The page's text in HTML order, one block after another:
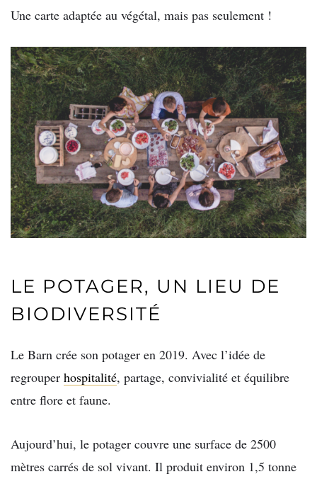
Une carte adaptée au végétal, mais pas seulement !
LE POTAGER, UN LIEU DE
BIODIVERSITÉ
Le Barn crée son potager en 2019. Avec l’idée de
regrouper hospitalité, partage, convivialité et équilibre
entre flore et faune.
Aujourd’hui, le potager couvre une surface de 2500
mètres carrés de sol vivant. Il produit environ 1,5 tonne